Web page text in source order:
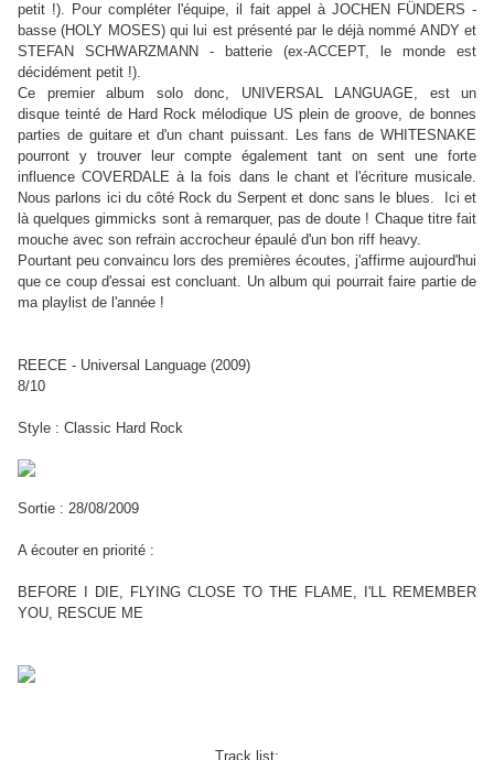
petit !). Pour compléter l'équipe, il fait appel à JOCHEN FÜNDERS -
basse (HOLY MOSES) qui lui est présenté par le déjà nommé ANDY et
STEFAN SCHWARZMANN - batterie (ex-ACCEPT, le monde est
décidément petit !).
Ce premier album solo donc, UNIVERSAL LANGUAGE, est un
disque teinté de Hard Rock mélodique US plein de groove, de bonnes
parties de guitare et d'un chant puissant. Les fans de WHITESNAKE
pourront y trouver leur compte également tant on sent une forte
influence COVERDALE à la fois dans le chant et l'écriture musicale.
Nous parlons ici du côté Rock du Serpent et donc sans le blues. Ici et
là quelques gimmicks sont à remarquer, pas de doute ! Chaque titre fait
mouche avec son refrain accrocheur épaulé d'un bon riff heavy.
Pourtant peu convaincu lors des premières écoutes, j'affirme aujourd'hui
que ce coup d'essai est concluant. Un album qui pourrait faire partie de
ma playlist de l'année !
REECE - Universal Language (2009)
8/10
Style : Classic Hard Rock
Sortie : 28/08/2009
A écouter en priorité :
BEFORE I DIE, FLYING CLOSE TO THE FLAME, I'LL REMEMBER
YOU, RESCUE ME
Track list: